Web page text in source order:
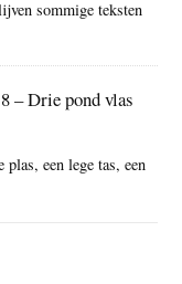
sommige teksten
– Drie pond vlas
een lege tas, een